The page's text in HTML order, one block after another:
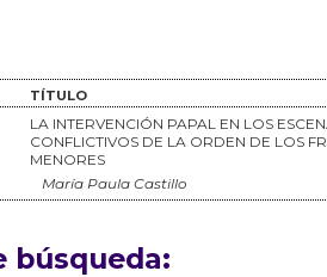
TÍTULO
LA INTERVENCIÓN PAPAL EN LOS
CONFLICTIVOS DE LA ORDEN DE LOS
MENORES
María Paula Castillo
búsqueda: